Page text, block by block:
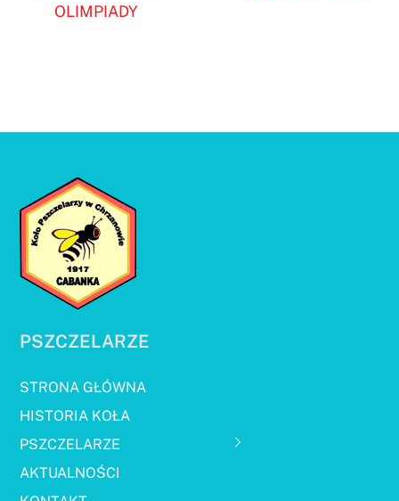
OLIMPIADY
PSZCZELARZE
STRONA GŁÓWNA
HISTORIA KOŁA
PSZCZELARZE
AKTUALNOŚCI